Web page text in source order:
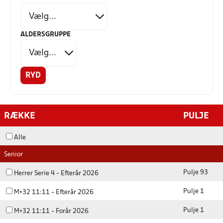
ALDERSGRUPPE
RYD
RÆKKE PULJE
Alle
Senior
Herrer Serie 4 - Efterår 2026 Pulje 93
M+32 11:11 - Efterår 2026 Pulje 1
M+32 11:11 - Forår 2026 Pulje 1